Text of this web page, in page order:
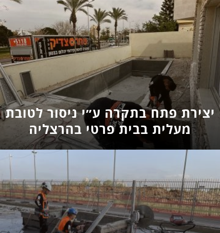
יצירת פתח בתקרה ע״י ניסור לטובת
מעלית בבית פרטי בהרצליה